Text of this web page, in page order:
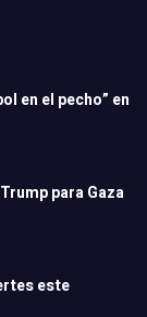
en el pecho” en
para Gaza
este